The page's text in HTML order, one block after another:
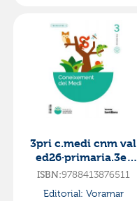
3pri c.medi cnm val
ed26·primaria.3er
curso
ISBN:9788413876511
Editorial: Voramar